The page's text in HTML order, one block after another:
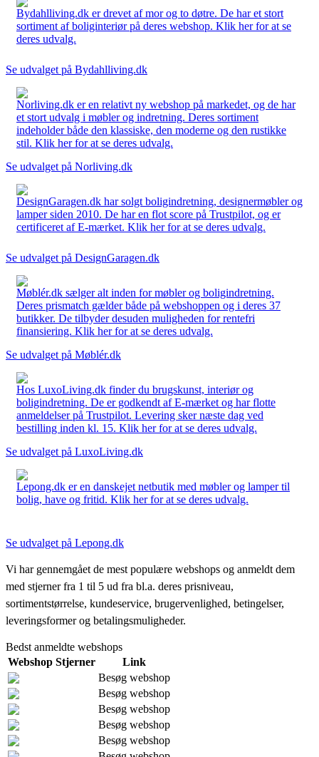
Bydahlliving.dk er drevet af mor og to døtre. De har et stort
sortiment af boliginteriør på deres webshop. Klik her for at se
deres udvalg.
Se udvalget på Bydahlliving.dk
Norliving.dk er en relativt ny webshop på markedet, og de har
et stort udvalg i møbler og indretning. Deres sortiment
indeholder både den klassiske, den moderne og den rustikke
stil. Klik her for at se deres udvalg.
Se udvalget på Norliving.dk
DesignGaragen.dk har solgt boligindretning, designermøbler og
lamper siden 2010. De har en flot score på Trustpilot, og er
certificeret af E-mærket. Klik her for at se deres udvalg.
Se udvalget på DesignGaragen.dk
Møblér.dk sælger alt inden for møbler og boligindretning.
Deres prismatch gælder både på webshoppen og i deres 37
butikker. De tilbyder desuden muligheden for rentefri
finansiering. Klik her for at se deres udvalg.
Se udvalget på Møblér.dk
Hos LuxoLiving.dk finder du brugskunst, interiør og
boligindretning. De er godkendt af E-mærket og har flotte
anmeldelser på Trustpilot. Levering sker næste dag ved
bestilling inden kl. 15. Klik her for at se deres udvalg.
Se udvalget på LuxoLiving.dk
Lepong.dk er en danskejet netbutik med møbler og lamper til
bolig, have og fritid. Klik her for at se deres udvalg.
Se udvalget på Lepong.dk
Vi har gennemgået de mest populære webshops og anmeldt dem
med stjerner fra 1 til 5 ud fra bl.a. deres prisniveau,
sortimentstørrelse, kundeservice, brugervenlighed, betingelser,
leveringsformer og betalingsmuligheder.
Bedst anmeldte webshops
Webshop Stjerner
Link
Besøg webshop
Besøg webshop
Besøg webshop
Besøg webshop
Besøg webshop